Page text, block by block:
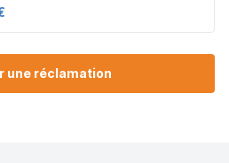
une réclamation